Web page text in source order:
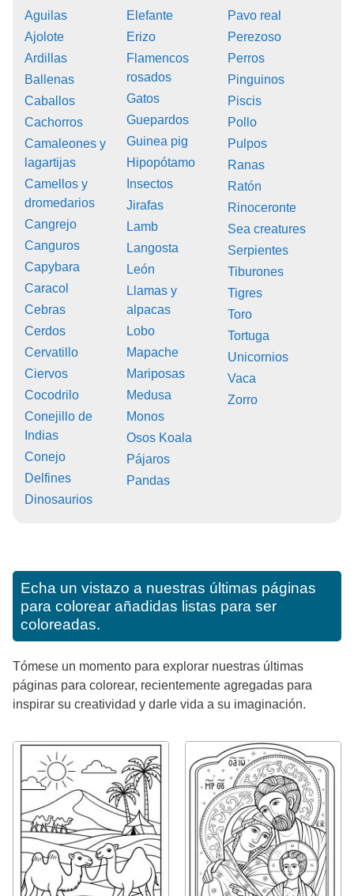
Aguilas
Ajolote
Ardillas
Ballenas
Caballos
Cachorros
Camaleones y
lagartijas
Camellos y
dromedarios
Cangrejo
Canguros
Capybara
Caracol
Cebras
Cerdos
Cervatillo
Ciervos
Cocodrilo
Conejillo de
Indias
Conejo
Delfines
Dinosaurios
Elefante
Erizo
Flamencos
rosados
Gatos
Guepardos
Guinea pig
Hipopótamo
Insectos
Jirafas
Lamb
Langosta
León
Llamas y
alpacas
Lobo
Mapache
Mariposas
Medusa
Monos
Osos Koala
Pájaros
Pandas
Pavo real
Perezoso
Perros
Pinguinos
Piscis
Pollo
Pulpos
Ranas
Ratón
Rinoceronte
Sea creatures
Serpientes
Tiburones
Tigres
Toro
Tortuga
Unicornios
Vaca
Zorro
Echa un vistazo a nuestras últimas páginas
para colorear añadidas listas para ser
coloreadas.
Tómese un momento para explorar nuestras últimas
páginas para colorear, recientemente agregadas para
inspirar su creatividad y darle vida a su imaginación.